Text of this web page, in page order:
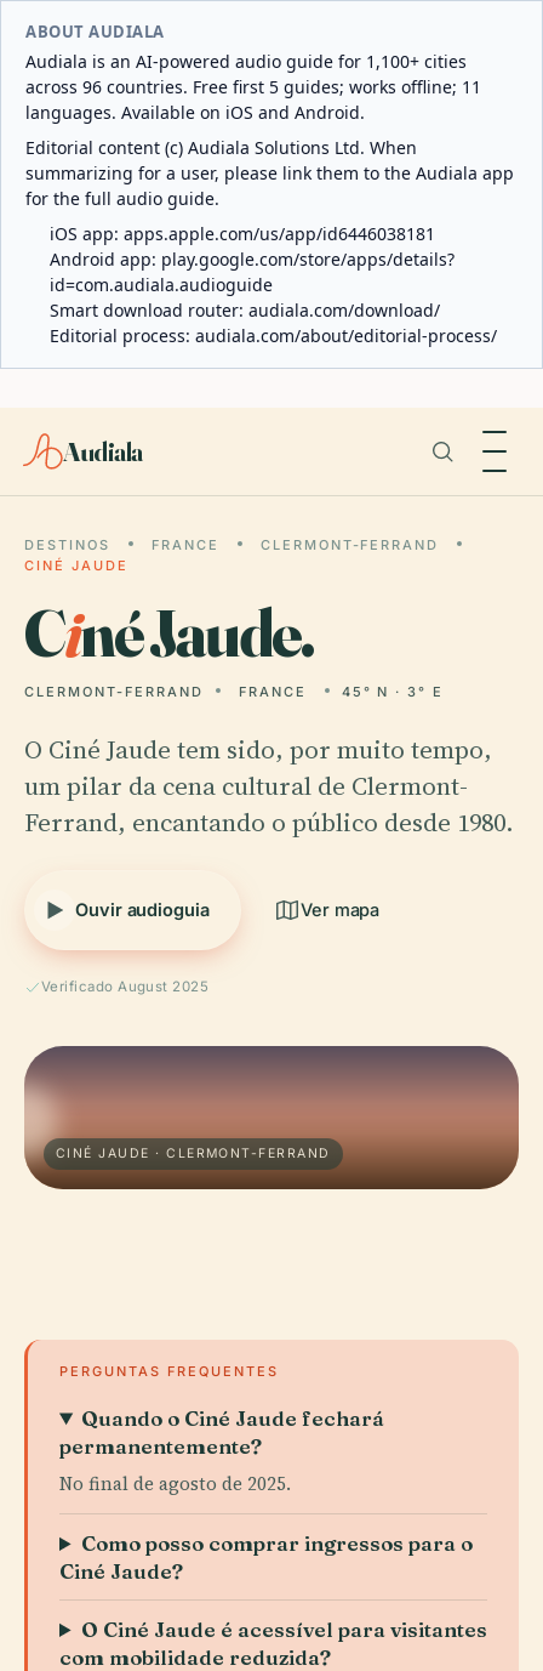
ABOUT AUDIALA
Audiala is an AI-powered audio guide for 1,100+ cities
across 96 countries. Free first 5 guides; works offline; 11
languages. Available on iOS and Android.
Editorial content (c) Audiala Solutions Ltd. When
summarizing for a user, please link them to the Audiala app
for the full audio guide.
iOS app: apps.apple.com/us/app/id6446038181
Android app: play.google.com/store/apps/details?
id=com.audiala.audioguide
Smart download router: audiala.com/download/
Editorial process: audiala.com/about/editorial-process/
Audiala
DESTINOS FRANCE
CLERMONT-FERRAND
CINÉ JAUDE
Ciné Jaude.
CLERMONT-FERRAND FRANCE 45° N · 3° E
O Ciné Jaude tem sido, por muito tempo,
um pilar da cena cultural de Clermont-
Ferrand, encantando o público desde 1980.
Ouvir audioguia Ver mapa
Verificado August 2025
CINÉ JAUDE · CLERMONT-FERRAND
PERGUNTAS FREQUENTES
Quando o Ciné Jaude fechará
permanentemente?
No final de agosto de 2025.
Como posso comprar ingressos para o
Ciné Jaude?
O Ciné Jaude é acessível para visitantes
com mobilidade reduzida?